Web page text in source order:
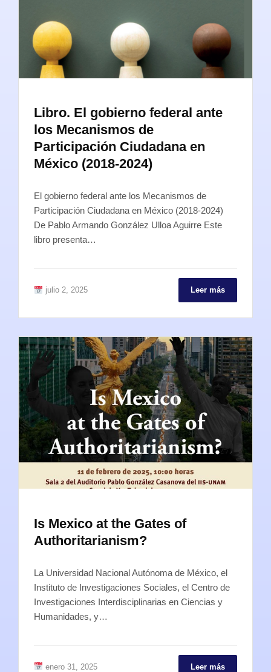
Libro. El gobierno federal ante
los Mecanismos de
Participación Ciudadana en
México (2018-2024)
El gobierno federal ante los Mecanismos de
Participación Ciudadana en México (2018-2024)
De Pablo Armando González Ulloa Aguirre Este
libro presenta…
julio 2, 2025 Leer más
Is Mexico at the Gates of
Authoritarianism?
La Universidad Nacional Autónoma de México, el
Instituto de Investigaciones Sociales, el Centro de
Investigaciones Interdisciplinarias en Ciencias y
Humanidades, y…
enero 31, 2025 Leer más